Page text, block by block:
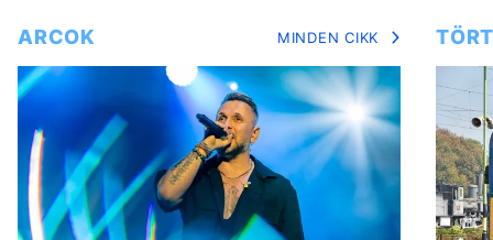
ARCOK MINDEN CIKK